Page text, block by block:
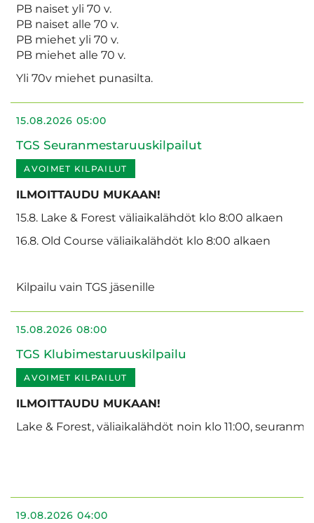
PB naiset yli 70 v.
PB naiset alle 70 v.
PB miehet yli 70 v.
PB miehet alle 70 v.
Yli 70v miehet punasilta.
15.08.2026 05:00
TGS Seuranmestaruuskilpailut
AVOIMET KILPAILUT
ILMOITTAUDU MUKAAN!
15.8. Lake & Forest väliaikalähdöt klo 8:00 alkaen
16.8. Old Course väliaikalähdöt klo 8:00 alkaen
Kilpailu vain TGS jäsenille
15.08.2026 08:00
TGS Klubimestaruuskilpailu
AVOIMET KILPAILUT
ILMOITTAUDU MUKAAN!
Lake & Forest, väliaikalähdöt noin klo 11:00,
19.08.2026 04:00